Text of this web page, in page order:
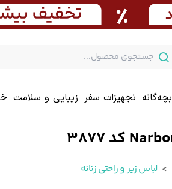
بچه‌گانه تجهیزات سفر زیبایی و سلامت
لباس زیر و راحتی زنانه